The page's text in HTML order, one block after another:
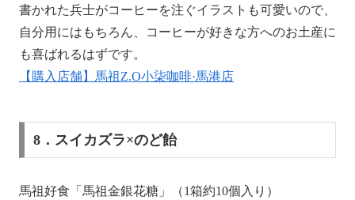
書かれた兵士がコーヒーを注ぐイラストも可愛いので、
自分用にはもちろん、コーヒーが好きな方へのお土産に
も喜ばれるはずです。
【購入店舗】馬祖Z.O小柒咖啡·馬港店
8．スイカズラ×のど飴
馬祖好食「馬祖金銀花糖」（1箱約10個入り）